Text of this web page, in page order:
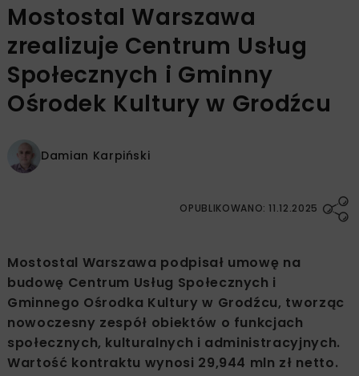
Mostostal Warszawa
zrealizuje Centrum Usług
Społecznych i Gminny
Ośrodek Kultury w Grodźcu
Damian Karpiński
OPUBLIKOWANO: 11.12.2025
Mostostal Warszawa podpisał umowę na
budowę Centrum Usług Społecznych i
Gminnego Ośrodka Kultury w Grodźcu, tworząc
nowoczesny zespół obiektów o funkcjach
społecznych, kulturalnych i administracyjnych.
Wartość kontraktu wynosi 29,944 mln zł netto.